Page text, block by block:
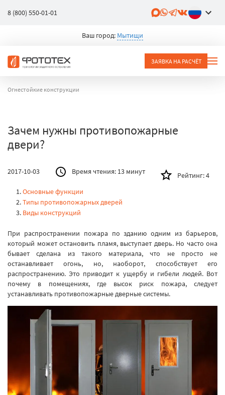
8 (800) 550-01-01
Ваш город: Мытищи
ЗАЯВКА НА РАСЧЁТ
Огнестойкие конструкции
Зачем нужны противопожарные
двери?
2017-10-03 Время чтения: 13 минут Рейтинг:4
Основные функции
Типы противопожарных дверей
Виды конструкций
При распространении пожара по зданию одним из барьеров,
который может остановить пламя, выступает дверь. Но часто она
бывает сделана из такого материала, что не просто не
останавливает огонь, но, наоборот, способствует его
распространению. Это приводит к ущербу и гибели людей. Вот
почему в помещениях, где высок риск пожара, следует
устанавливать противопожарные дверные системы.